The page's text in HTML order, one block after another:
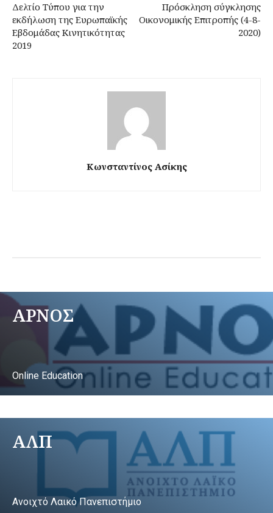
Δελτίο Τύπου για την
εκδήλωση της Ευρωπαϊκής
Εβδομάδας Κινητικότητας
2019
Πρόσκληση σύγκλησης
Οικονομικής Επιτροπής (4-8-
2020)
Κωνσταντίνος Ασίκης
ΑΡΝΟΣ
Online Education
ΑΛΠ
Ανοιχτό Λαικό Πανεπιστήμιο